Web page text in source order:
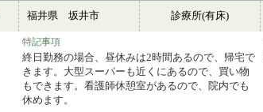
福井県 坂井市 診療所(有床)
特記事項
終日勤務の場合、昼休みは2時間あるので、帰宅で
きます。大型スーパーも近くにあるので、買い物
もできます。看護師休憩室があるので、院内でも
休めます。